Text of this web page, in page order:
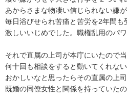
あからさまな物凄い信じられない嫌
毎日浴びせられ苦痛と苦労を2年間も
激しいいじめでした。職権乱用のパワ
それで直属の上司が本庁にいたので
何十回も相談をすると動いてくれな
おかしいなと思ったらその直属の上
既婚の同僚女性と関係を持っていた